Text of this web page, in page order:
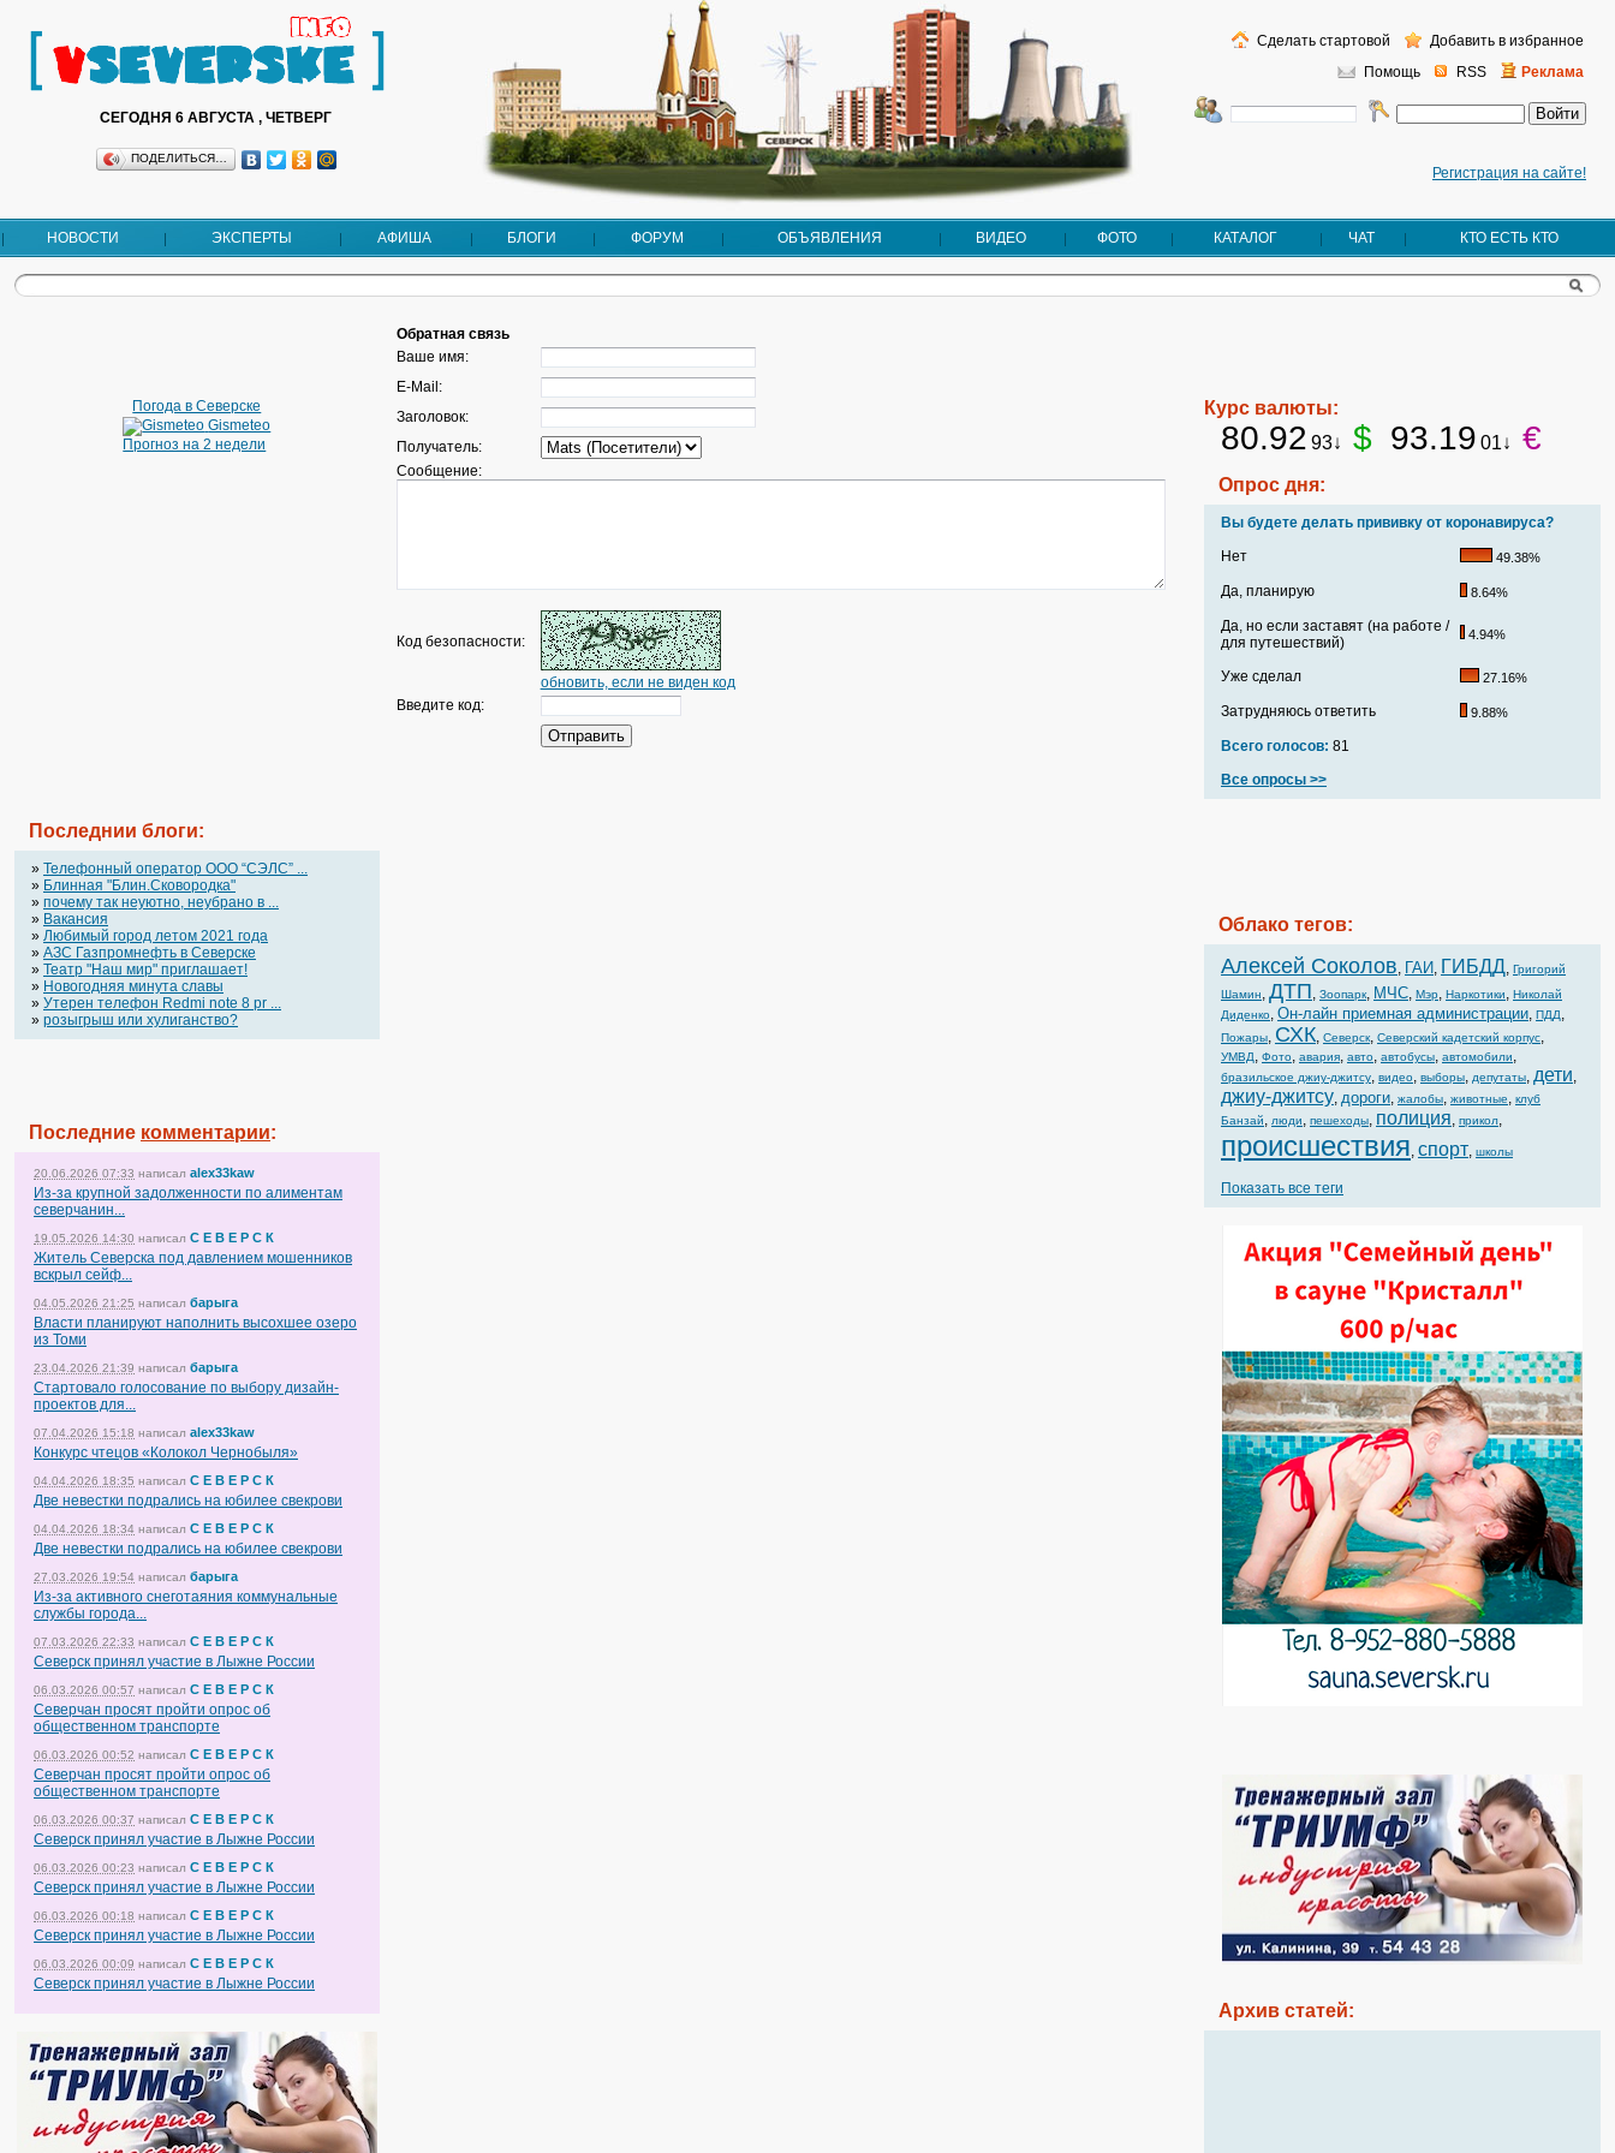
СЕГОДНЯ 6 АВГУСТА , ЧЕТВЕРГ
ПОДЕЛИТЬСЯ…
Регистрация на сайте!
Помощь RSS Реклама
Сделать стартовой Добавить в избранное
НОВОСТИ ЭКСПЕРТЫ АФИША БЛОГИ ФОРУМ ОБЪЯВЛЕНИЯ ВИДЕО ФОТО КАТАЛОГ ЧАТ КТО ЕСТЬ КТО
Погода в Северске
Gismeteo
Прогноз на 2 недели
Последнии блоги:
» Телефонный оператор OOO “СЭЛС” ...
» Блинная "Блин.Сковородка"
» почему так неуютно, неубрано в ...
» Вакансия
» Любимый город летом 2021 года
» АЗС Газпромнефть в Северске
» Театр "Наш мир" приглашает!
» Новогодняя минута славы
» Утерен телефон Redmi note 8 pr ...
» розыгрыш или хулиганство?
Последние комментарии:
20.06.2026 07:33 написал alex33kaw
Из-за крупной задолженности по алиментам
северчанин...
19.05.2026 14:30 написал С Е В Е Р С К
Житель Северска под давлением мошенников
вскрыл сейф...
04.05.2026 21:25 написал барыга
Власти планируют наполнить высохшее озеро
из Томи
23.04.2026 21:39 написал барыга
Стартовало голосование по выбору дизайн-
проектов для...
07.04.2026 15:18 написал alex33kaw
Конкурс чтецов «Колокол Чернобыля»
04.04.2026 18:35 написал С Е В Е Р С К
Две невестки подрались на юбилее свекрови
04.04.2026 18:34 написал С Е В Е Р С К
Две невестки подрались на юбилее свекрови
27.03.2026 19:54 написал барыга
Из-за активного снеготаяния коммунальные
службы города...
07.03.2026 22:33 написал С Е В Е Р С К
Северск принял участие в Лыжне России
06.03.2026 00:57 написал С Е В Е Р С К
Северчан просят пройти опрос об
общественном транспорте
06.03.2026 00:52 написал С Е В Е Р С К
Северчан просят пройти опрос об
общественном транспорте
06.03.2026 00:37 написал С Е В Е Р С К
Северск принял участие в Лыжне России
06.03.2026 00:23 написал С Е В Е Р С К
Северск принял участие в Лыжне России
06.03.2026 00:18 написал С Е В Е Р С К
Северск принял участие в Лыжне России
06.03.2026 00:09 написал С Е В Е Р С К
Северск принял участие в Лыжне России
Обратная связь
Ваше имя:
E-Mail:
Заголовок:
Получатель:
Сообщение:
Код безопасности:
обновить, если не виден код
Введите код:
Курс валюты:
80.92 93↓ $ 93.19 01↓ €
Опрос дня:
Вы будете делать прививку от коронавируса?
Нет
49.38%
Да, планирую 8.64%
Да, но если заставят (на работе /
для путешествий)
4.94%
Уже сделал 27.16%
Затрудняюсь ответить 9.88%
Всего голосов: 81
Все опросы >>
Облако тегов:
Алексей Соколов, ГАИ, ГИБДД, Григорий
Шамин, ДТП, Зоопарк, МЧС, Мэр, Наркотики, Николай
Диденко, Он-лайн приемная администрации, ПДД,
Пожары, СХК, Северск, Северский кадетский корпус,
УМВД, Фото, авария, авто, автобусы, автомобили,
бразильское джиу-джитсу, видео, выборы, депутаты, дети,
джиу-джитсу, дороги, жалобы, животные, клуб
Банзай, люди, пешеходы, полиция, прикол,
происшествия, спорт, школы
Показать все теги
Архив статей: